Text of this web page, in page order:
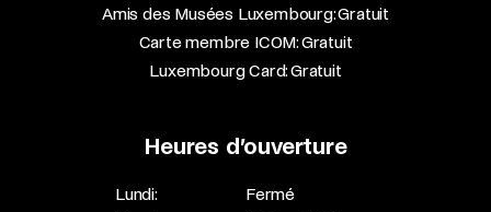
Amis des Musées Luxembourg: Gratuit
Carte membre ICOM: Gratuit
Luxembourg Card: Gratuit
Heures d’ouverture
Lundi:
Fermé